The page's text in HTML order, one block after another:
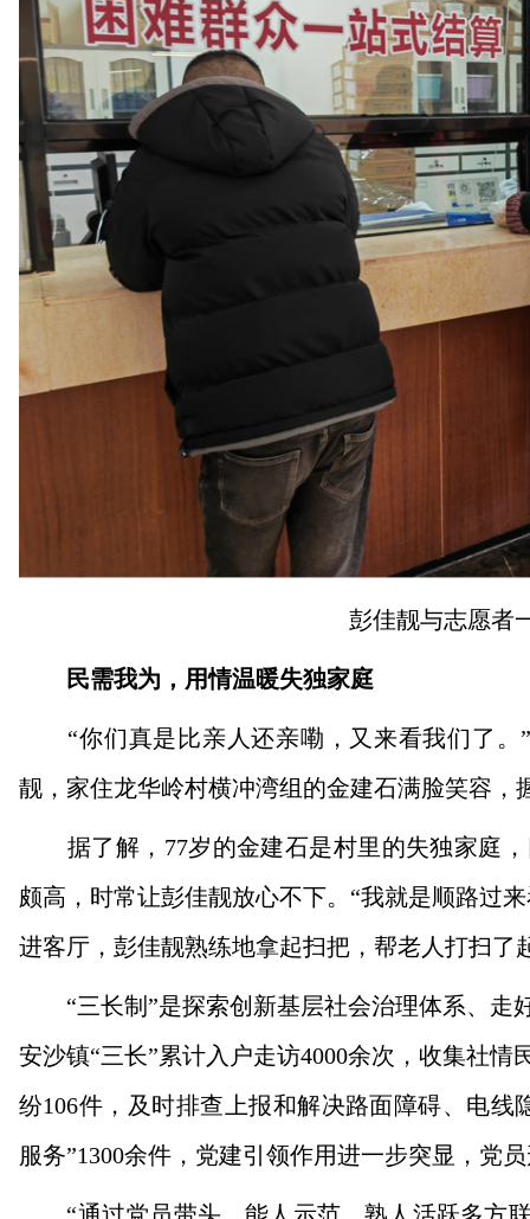
彭佳靓与志愿者
民需我为，用情温暖失独家庭
“你们真是比亲人还亲嘞，又来看我们了。
靓，家住龙华岭村横冲湾组的金建石满脸笑容，
据了解，77岁的金建石是村里的失独家庭，
颇高，时常让彭佳靓放心不下。“我就是顺路过
进客厅，彭佳靓熟练地拿起扫把，帮老人打扫
“三长制”是探索创新基层社会治理体系、走
安沙镇“三长”累计入户走访4000余次，收集社
纷106件，及时排查上报和解决路面障碍、电
服务”1300余件，党建引领作用进一步突显，党